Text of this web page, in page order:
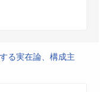
る実在論、構成主